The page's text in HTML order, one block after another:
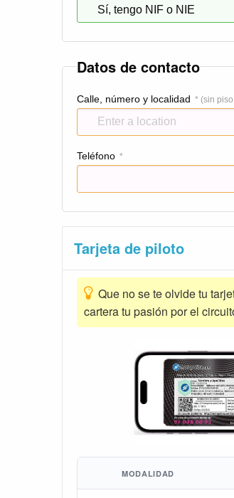
Datos de contacto
Calle, número y localidad * (sin
Teléfono *
Tarjeta de piloto
Que no se te olvide tu
cartera tu pasión por el
MODALIDAD